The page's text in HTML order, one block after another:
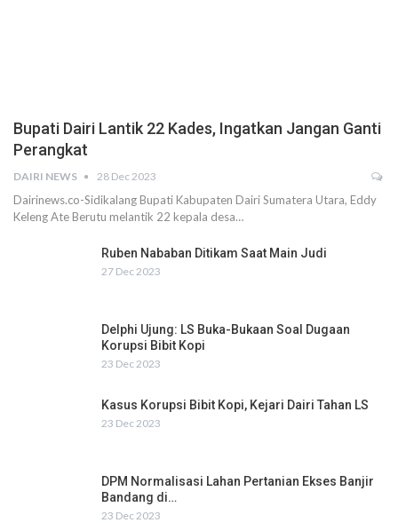
Bupati Dairi Lantik 22 Kades, Ingatkan Jangan Ganti
Perangkat
DAIRI NEWS 28 Dec 2023
Dairinews.co-Sidikalang Bupati Kabupaten Dairi Sumatera Utara, Eddy
Keleng Ate Berutu melantik 22 kepala desa…
Ruben Nababan Ditikam Saat Main Judi
27 Dec 2023
Delphi Ujung: LS Buka-Bukaan Soal Dugaan
Korupsi Bibit Kopi
23 Dec 2023
Kasus Korupsi Bibit Kopi, Kejari Dairi Tahan LS
23 Dec 2023
DPM Normalisasi Lahan Pertanian Ekses Banjir
Bandang di…
23 Dec 2023